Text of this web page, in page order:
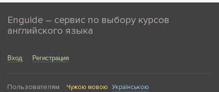
Enguide – сервис по выбору курсов
английского языка
Вход Регистрация
Пользователям Чужою мовою Українською